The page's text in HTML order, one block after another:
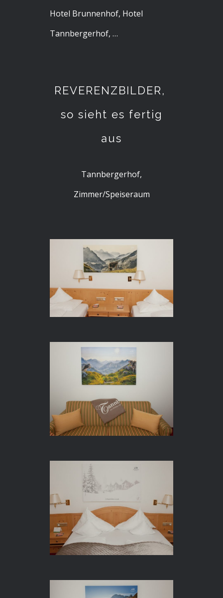
Hotel Brunnenhof, Hotel
Tannbergerhof, …
REVERENZBILDER,
so sieht es fertig
aus
Tannbergerhof,
Zimmer/Speiseraum